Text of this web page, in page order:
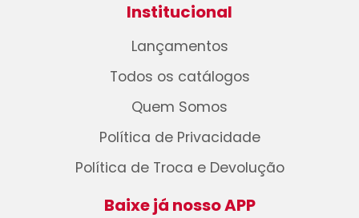
Institucional
Lançamentos
Todos os catálogos
Quem Somos
Política de Privacidade
Política de Troca e Devolução
Baixe já nosso APP